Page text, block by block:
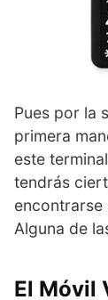
Pues por la
primera
este
tendrás
encontrarse
Alguna de
El Móvil